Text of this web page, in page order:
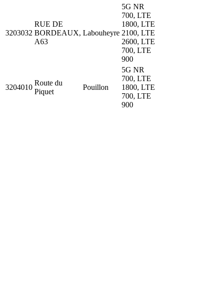
3203032
RUE DE
BORDEAUX,
A63
Labouheyre
5G NR
700, LTE
1800, LTE
2100, LTE
2600, LTE
700, LTE
900
3204010
Route du
Piquet
Pouillon
5G NR
700, LTE
1800, LTE
700, LTE
900